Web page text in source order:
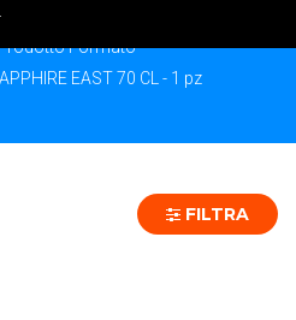
Formato
EAST 70 CL - 1 pz
FILTRA